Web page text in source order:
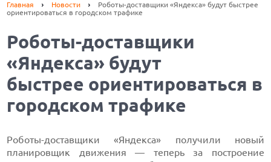
Главная Новости
Роботы-доставщики «Яндекса» будут быстрее
ориентироваться в городском трафике
Роботы-доставщики
«Яндекса» будут
быстрее ориентироваться в
городском трафике
Роботы-доставщики «Яндекса» получили новый
планировщик движения — теперь за построение